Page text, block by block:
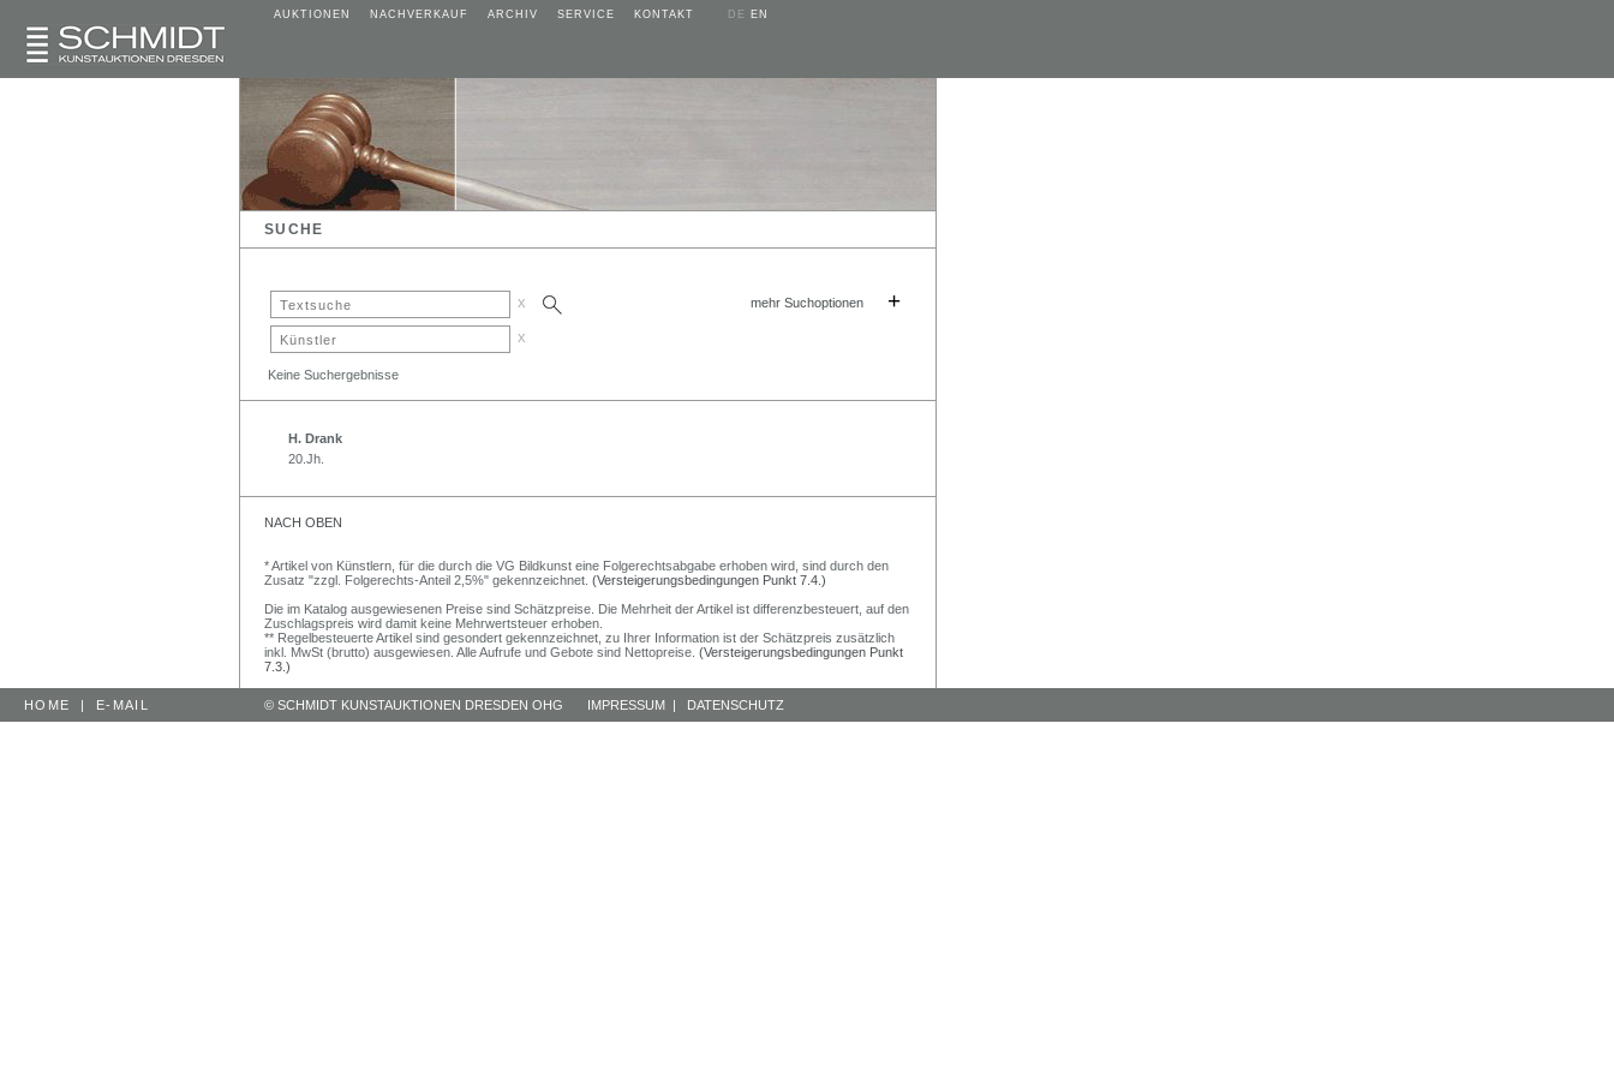
AUKTIONEN NACHVERKAUF ARCHIV SERVICE KONTAKT DE EN
SUCHE
x mehr Suchoptionen +
x
Keine Suchergebnisse
H. Drank
20.Jh.
NACH OBEN
* Artikel von Künstlern, für die durch die VG Bildkunst eine Folgerechtsabgabe erhoben wird, sind durch den
Zusatz "zzgl. Folgerechts-Anteil 2,5%" gekennzeichnet. (Versteigerungsbedingungen Punkt 7.4.)
Die im Katalog ausgewiesenen Preise sind Schätzpreise. Die Mehrheit der Artikel ist differenzbesteuert, auf den
Zuschlagspreis wird damit keine Mehrwertsteuer erhoben.
** Regelbesteuerte Artikel sind gesondert gekennzeichnet, zu Ihrer Information ist der Schätzpreis zusätzlich
inkl. MwSt (brutto) ausgewiesen. Alle Aufrufe und Gebote sind Nettopreise. (Versteigerungsbedingungen Punkt
7.3.)
HOME | E-MAIL © SCHMIDT KUNSTAUKTIONEN DRESDEN OHG IMPRESSUM | DATENSCHUTZ